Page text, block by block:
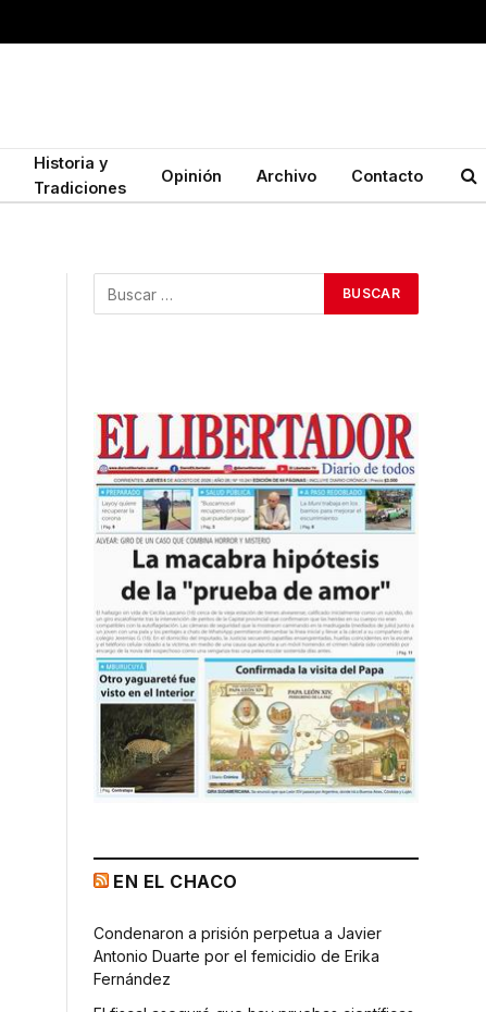
Historia y
Tradiciones
Opinión Archivo Contacto
EN EL CHACO
Condenaron a prisión perpetua a Javier
Antonio Duarte por el femicidio de Erika
Fernández